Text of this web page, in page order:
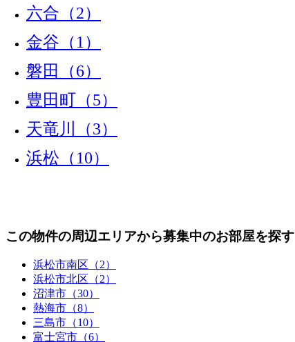
六合（2）
金谷（1）
磐田（6）
豊田町（5）
天竜川（3）
浜松（10）
この物件の周辺エリアから募集中のお部屋を探す
浜松市南区（2）
浜松市北区（2）
沼津市（30）
熱海市（8）
三島市（10）
富士宮市（6）